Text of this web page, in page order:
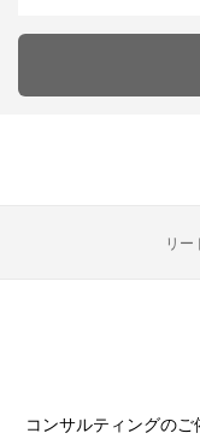
リー
コンサルティングの